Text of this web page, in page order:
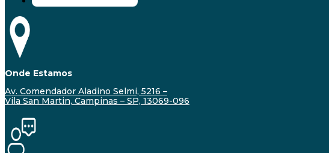
Onde Estamos
Av. Comendador Aladino Selmi, 5216 –
Vila San Martin, Campinas – SP, 13069-096